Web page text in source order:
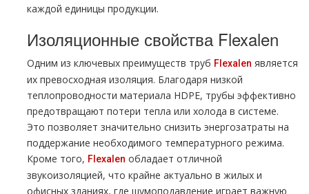
каждой единицы продукции.
Изоляционные свойства Flexalen
Одним из ключевых преимуществ труб Flexalen является
их превосходная изоляция. Благодаря низкой
теплопроводности материала HDPE, трубы эффективно
предотвращают потери тепла или холода в системе.
Это позволяет значительно снизить энергозатраты на
поддержание необходимого температурного режима.
Кроме того, Flexalen обладает отличной
звукоизоляцией, что крайне актуально в жилых и
офисных зданиях, где шумоподавление играет важную